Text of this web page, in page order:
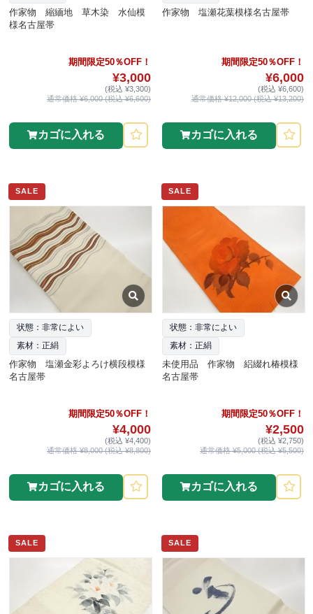
作家物 縮緬地 草木染 水仙模
様名古屋帯
期間限定50％OFF！
¥3,000
(税込 ¥3,300)
通常価格 ¥6,000 (税込 ¥6,600)
カゴに入れる
作家物 塩瀬花葉模様名古屋帯
期間限定50％OFF！
¥6,000
(税込 ¥6,600)
通常価格 ¥12,000 (税込 ¥13,200)
カゴに入れる
SALE
状態：非常によい
素材：正絹
作家物 塩瀬金彩よろけ横段模様
名古屋帯
期間限定50％OFF！
¥4,000
(税込 ¥4,400)
通常価格 ¥8,000 (税込 ¥8,800)
カゴに入れる
SALE
状態：非常によい
素材：正絹
未使用品 作家物 絽綴れ椿模様
名古屋帯
期間限定50％OFF！
¥2,500
(税込 ¥2,750)
通常価格 ¥5,000 (税込 ¥5,500)
カゴに入れる
SALE SALE